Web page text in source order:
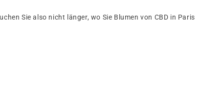
Sie also nicht länger, wo Sie Blumen von CBD in Paris